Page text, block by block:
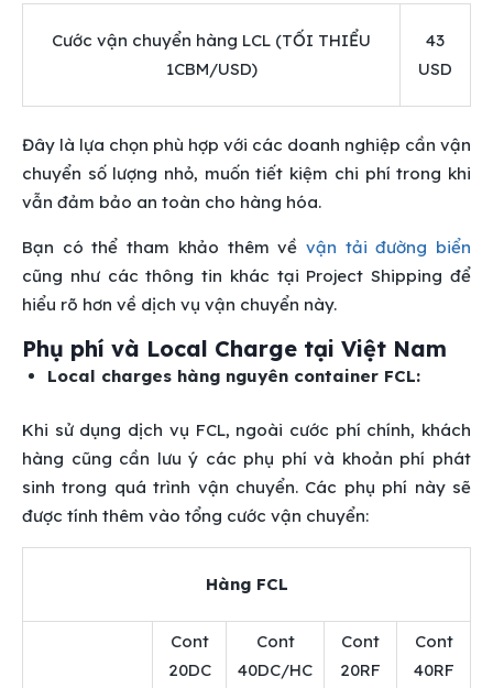
Cước vận chuyển hàng LCL (TỐI THIỂU
1CBM/USD)
43
USD
Đây là lựa chọn phù hợp với các doanh nghiệp cần vận
chuyển số lượng nhỏ, muốn tiết kiệm chi phí trong khi
vẫn đảm bảo an toàn cho hàng hóa.
Bạn có thể tham khảo thêm về vận tải đường biển
cũng như các thông tin khác tại Project Shipping để
hiểu rõ hơn về dịch vụ vận chuyển này.
Phụ phí và Local Charge tại Việt Nam
Local charges hàng nguyên container FCL:
Khi sử dụng dịch vụ FCL, ngoài cước phí chính, khách
hàng cũng cần lưu ý các phụ phí và khoản phí phát
sinh trong quá trình vận chuyển. Các phụ phí này sẽ
được tính thêm vào tổng cước vận chuyển:
Hàng FCL
Cont
20DC
Cont
40DC/HC
Cont
20RF
Cont
40RF